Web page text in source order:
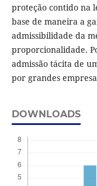
proteção contido na
base de maneira a
admissibilidade da
proporcionalidade.
admissão tácita de
por grandes
DOWNLOADS